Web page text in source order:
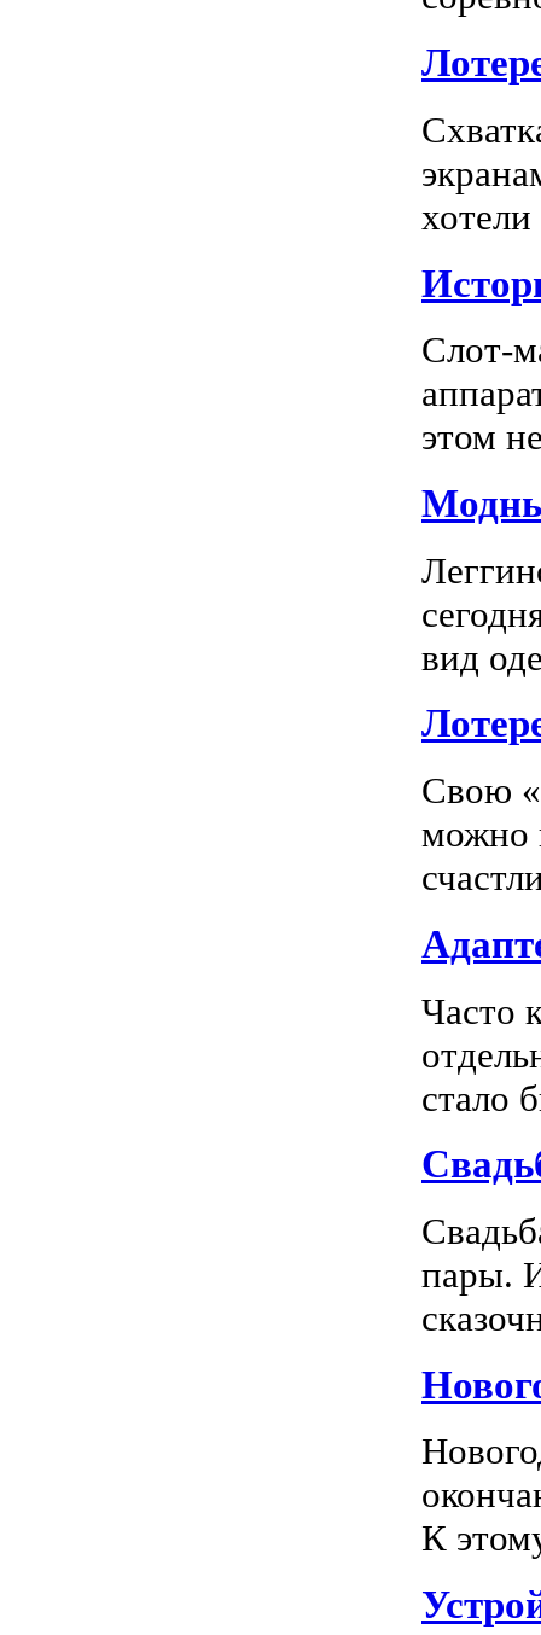
Слот-
этом
вид
Свою
можно
Часто
стало
пары.
К